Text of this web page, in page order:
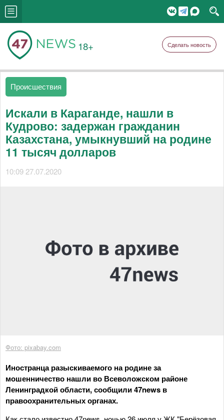
18+ Сделать новость
Происшествия
Искали в Караганде, нашли в
Кудрово: задержан гражданин
Казахстана, умыкнувший на родине
11 тысяч долларов
10:09 27.07.2020
Фото: pixabay.com
Иностранца разыскиваемого на родине за
мошенничество нашли во Всеволожском районе
Ленинградкой области, сообщили 47news в
правоохранительных органах.